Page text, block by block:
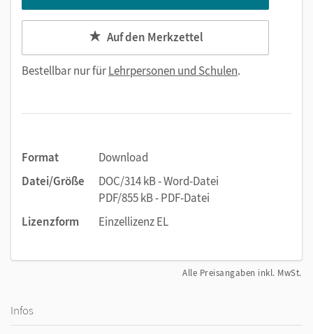
Auf den Merkzettel
Bestellbar nur fürLehrpersonen und Schulen.
Format
Download
Datei/Größe
DOC/314 kB - Word-Datei
PDF/855 kB - PDF-Datei
Lizenzform
Einzellizenz EL
Alle Preisangaben inkl. MwSt.
Infos